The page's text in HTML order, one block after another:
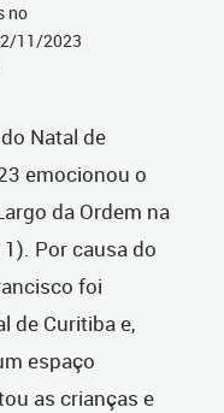
no
11/2023
Natal de
emocionou o
da Ordem na
Por causa do
foi
de Curitiba e,
espaço
as crianças e